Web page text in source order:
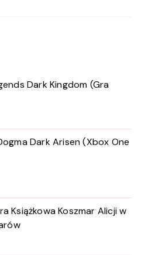
Dark Kingdom (Gra
Dark Arisen (Xbox One
Książkowa Koszmar Alicji w